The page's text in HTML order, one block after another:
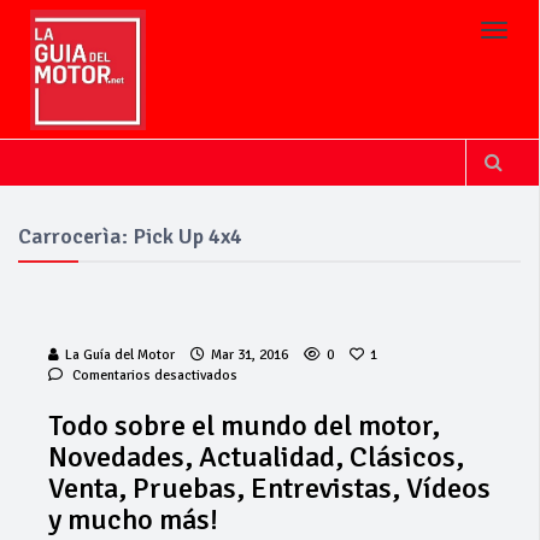
Carrocerìa: Pick Up 4x4
La Guía del Motor Mar 31, 2016 0
1
Comentarios desactivados
el
mundo
del
motor,
Todo sobre el mundo del motor,
Novedades, Actualidad, Clásicos,
Venta, Pruebas, Entrevistas, Vídeos
y mucho más!